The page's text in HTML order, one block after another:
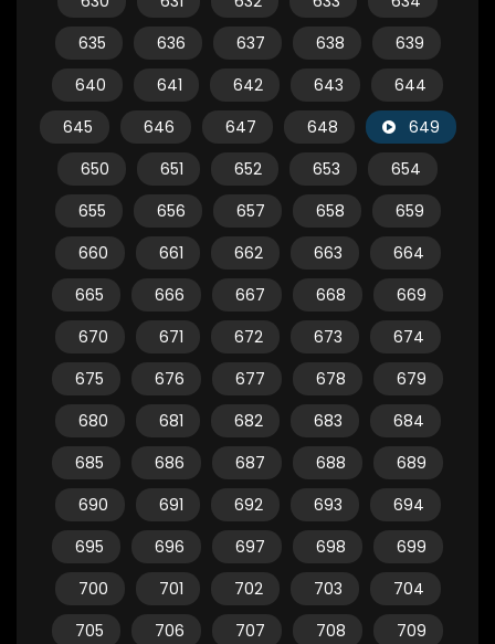
635
636 637 638
639
640
641 642 643
644
645
646 647 648
649
650
651 652 653
654
655
656 657 658
659
660
661 662 663
664
665
666 667 668
669
670
671 672 673
674
675
676 677 678
679
680
681 682 683
684
685
686 687 688
689
690
691 692 693
694
695
696 697 698
699
700
701 702 703
704
705
706 707 708
709